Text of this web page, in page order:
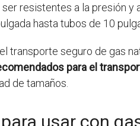
resistentes a la presión y
hasta tubos de 10
transporte seguro de gas
para el
de tamaños.
usar con